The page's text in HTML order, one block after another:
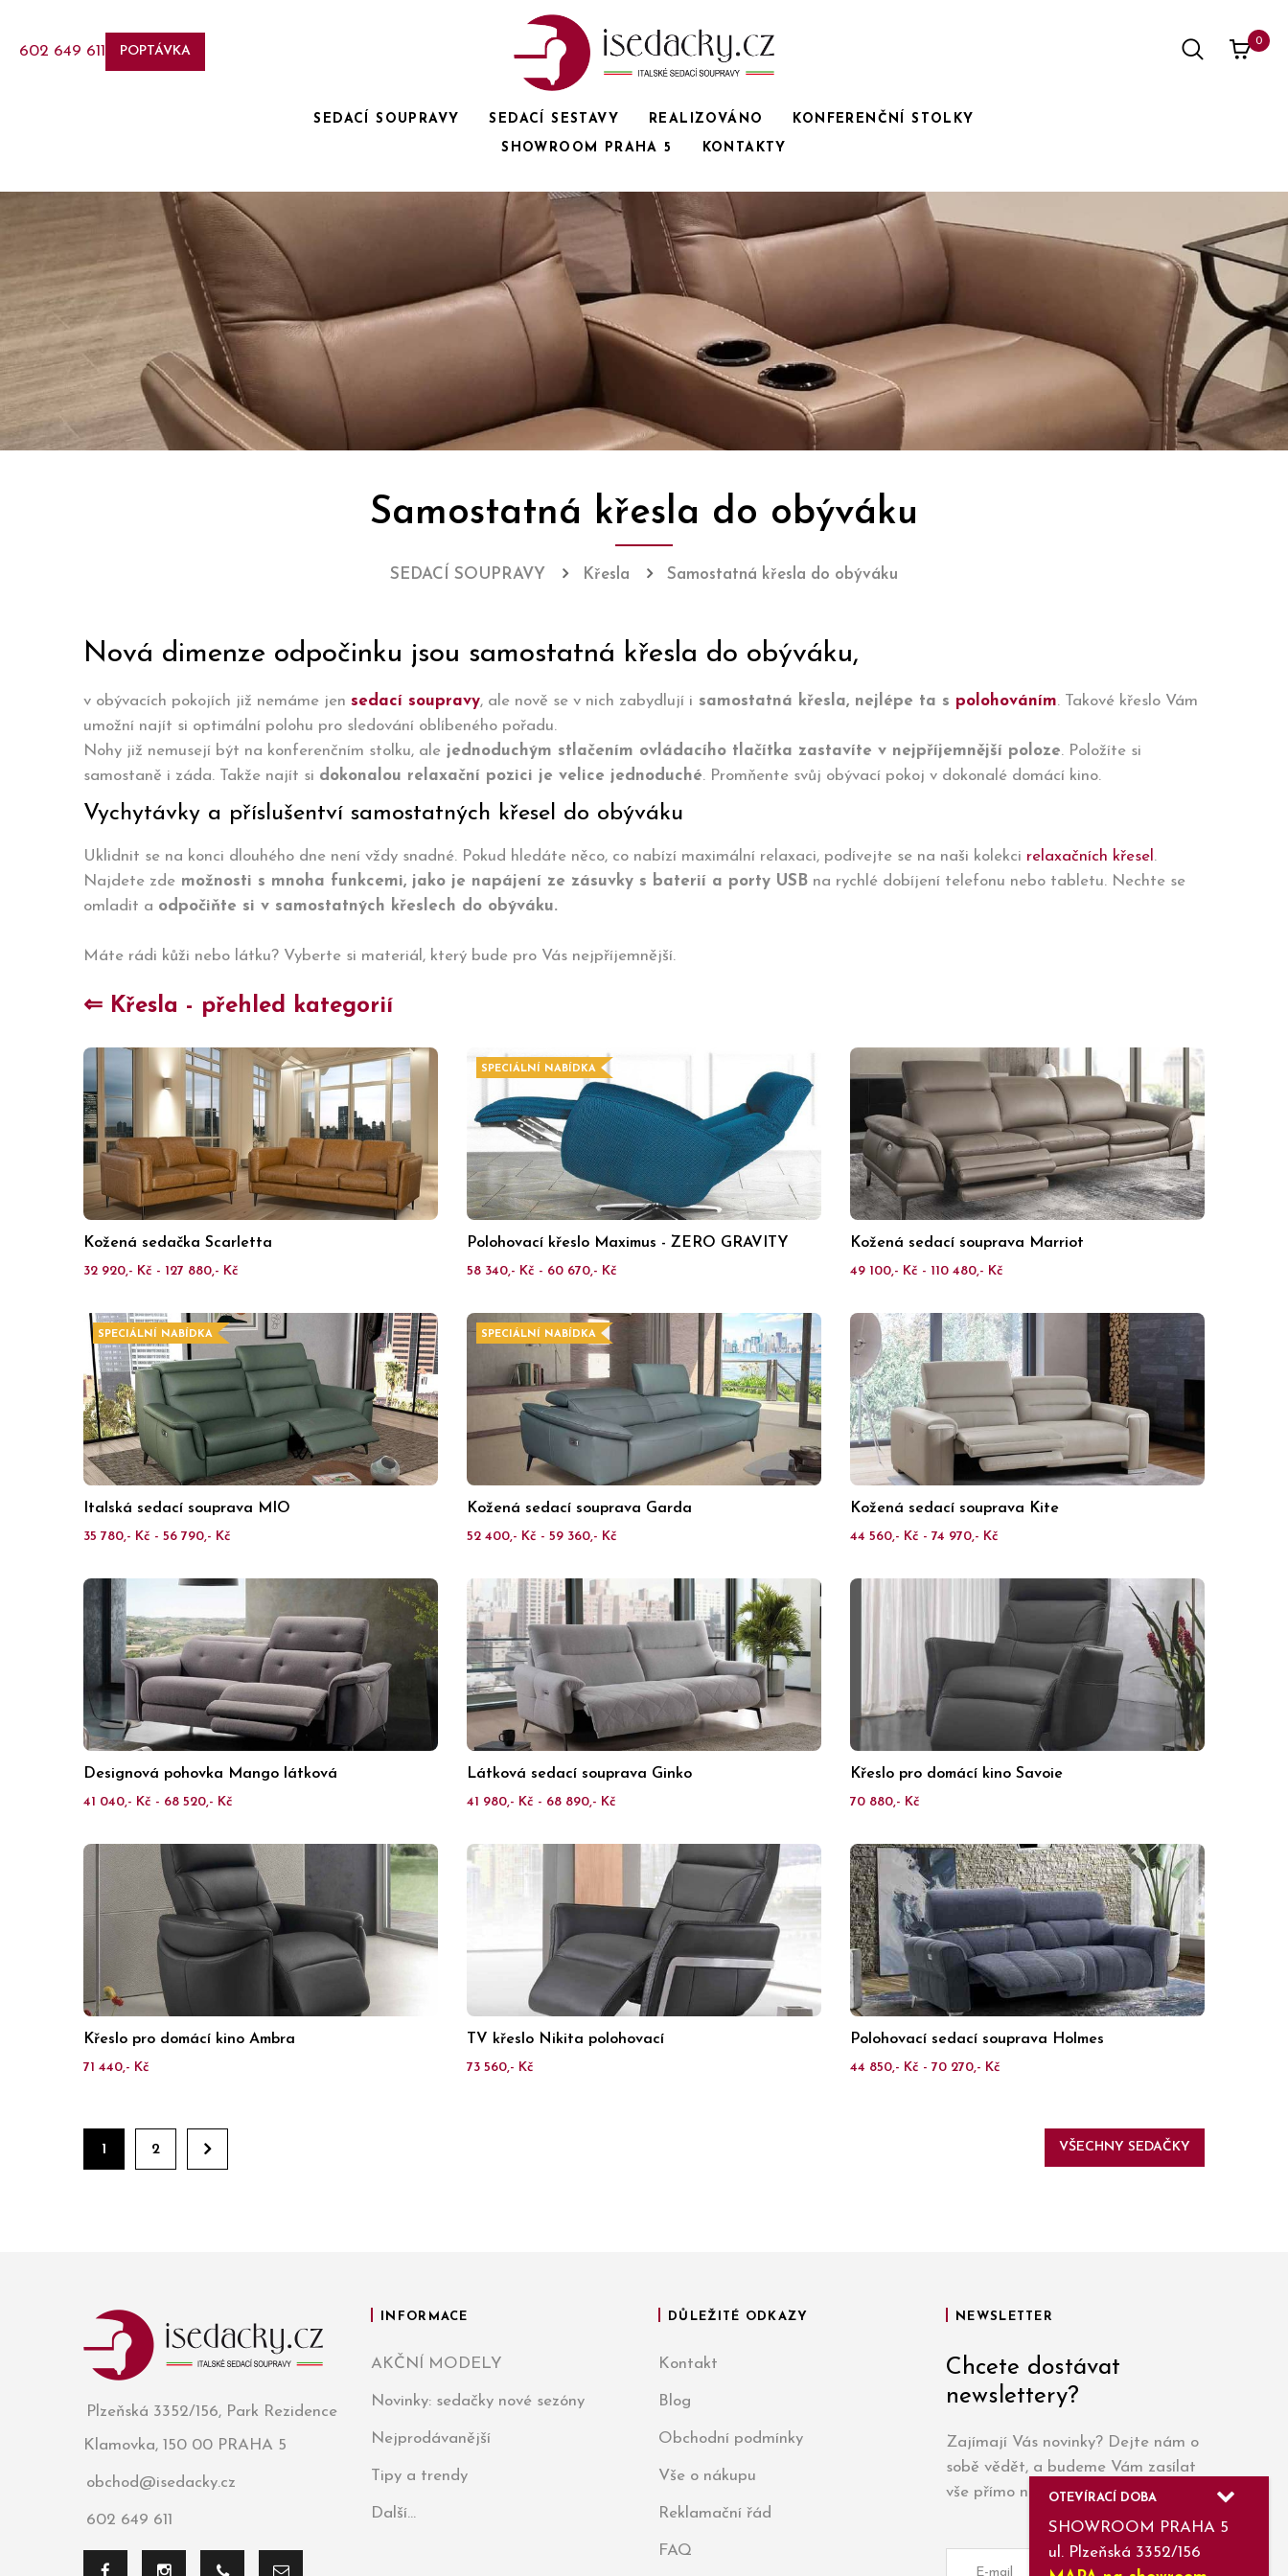
602 649 611 POPTÁVKA
SEDACÍ SOUPRAVY SEDACÍ SESTAVY REALIZOVÁNO
KONFERENČNÍ STOLKY
SHOWROOM PRAHA 5
KONTAKTY
0
Samostatná křesla do obýváku
SEDACÍ SOUPRAVY Křesla Samostatná křesla do obýváku
Nová dimenze odpočinku jsou samostatná křesla do obýváku,
v obývacích pokojích již nemáme jen sedací soupravy, ale nově se v nich zabydlují i samostatná křesla, nejlépe ta s polohováním. Takové křeslo Vám
umožní najít si optimální polohu pro sledování oblíbeného pořadu.
Nohy již nemusejí být na konferenčním stolku, ale jednoduchým stlačením ovládacího tlačítka zastavíte v nejpříjemnější poloze. Položíte si
samostaně i záda. Takže najít si dokonalou relaxační pozici je velice jednoduché. Promňente svůj obývací pokoj v dokonalé domácí kino.
Vychytávky a příslušentví samostatných křesel do obýváku
Uklidnit se na konci dlouhého dne není vždy snadné. Pokud hledáte něco, co nabízí maximální relaxaci, podívejte se na naši kolekci relaxačních křesel .
Najdete zde možnosti s mnoha funkcemi, jako je napájení ze zásuvky s baterií a porty USB na rychlé dobíjení telefonu nebo tabletu. Nechte se
omladit a odpočiňte si v samostatných křeslech do obýváku.
Máte rádi kůži nebo látku? Vyberte si materiál, který bude pro Vás nejpříjemnější.
⇐ Křesla - přehled kategorií
Kožená sedačka Scarletta
32 920,- Kč - 127 880,- Kč
SPECIÁLNÍ NABÍDKA
Polohovací křeslo Maximus - ZERO GRAVITY
58 340,- Kč - 60 670,- Kč
Kožená sedací souprava Marriot
49 100,- Kč - 110 480,- Kč
SPECIÁLNÍ NABÍDKA
Italská sedací souprava MIO
35 780,- Kč - 56 790,- Kč
SPECIÁLNÍ NABÍDKA
Kožená sedací souprava Garda
52 400,- Kč - 59 360,- Kč
Kožená sedací souprava Kite
44 560,- Kč - 74 970,- Kč
Designová pohovka Mango látková
41 040,- Kč - 68 520,- Kč
Látková sedací souprava Ginko
41 980,- Kč - 68 890,- Kč
Křeslo pro domácí kino Savoie
70 880,- Kč
Křeslo pro domácí kino Ambra
71 440,- Kč
TV křeslo Nikita polohovací
73 560,- Kč
Polohovací sedací souprava Holmes
44 850,- Kč - 70 270,- Kč
1 2 VŠECHNY SEDAČKY
Plzeňská 3352/156, Park Rezidence
Klamovka, 150 00 PRAHA 5
obchod@isedacky.cz
602 649 611
INFORMACE
AKČNÍ MODELY
Novinky: sedačky nové sezóny
Nejprodávanější
Tipy a trendy
Další...
DŮLEŽITÉ ODKAZY
Kontakt
Blog
Obchodní podmínky
Vše o nákupu
Reklamační řád
FAQ
NEWSLETTER
Chcete dostávat
newslettery?
Zajímají Vás novinky? Dejte nám o
sobě vědět, a budeme Vám zasílat
vše přímo na e-mail.OTEVÍRACÍ DOBA
SHOWROOM PRAHA 5
ul. Plzeňská 3352/156